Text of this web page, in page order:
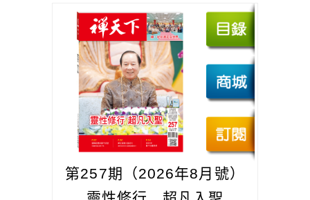
第257期（2026年8月號）